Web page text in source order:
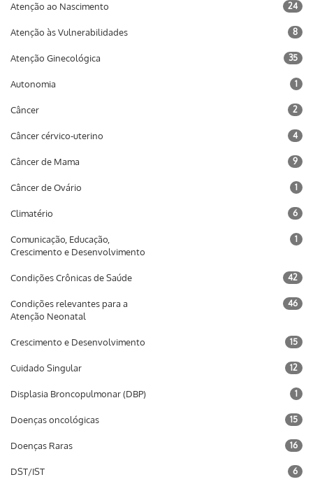
Atenção ao Nascimento 24
Atenção às Vulnerabilidades 8
Atenção Ginecológica 35
Autonomia 1
Câncer 2
Câncer cérvico-uterino 4
Câncer de Mama 9
Câncer de Ovário 1
Climatério 6
Comunicação, Educação,
Crescimento e Desenvolvimento
1
Condições Crônicas de Saúde 42
Condições relevantes para a
Atenção Neonatal
46
Crescimento e Desenvolvimento 15
Cuidado Singular 12
Displasia Broncopulmonar (DBP) 1
Doenças oncológicas 15
Doenças Raras 16
DST/IST 6